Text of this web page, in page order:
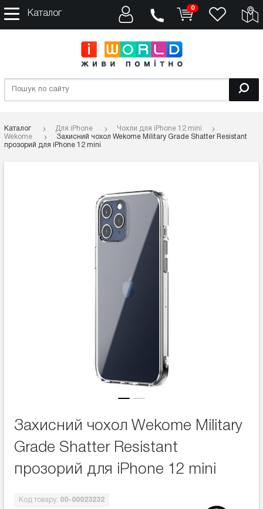
Каталог
0
Каталог Для iPhone
Чохли для iPhone 12 mini
Wekome
Захисний чохол Wekome Military Grade Shatter Resistant
прозорий для iPhone 12 mini
Захисний чохол Wekome Military
Grade Shatter Resistant
прозорий для iPhone 12 mini
Код товару: 00-00023232